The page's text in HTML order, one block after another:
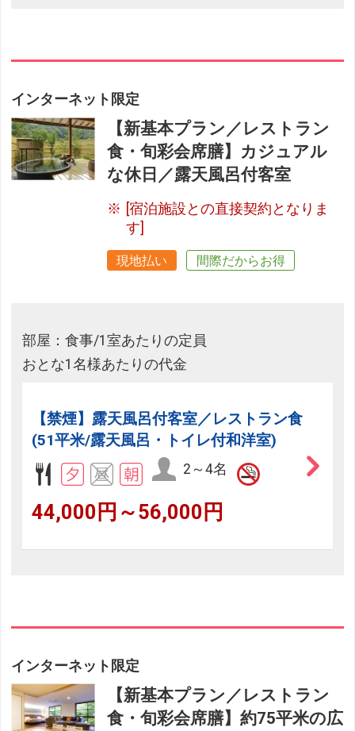
インターネット限定
【新基本プラン／レストラン
食・旬彩会席膳】カジュアル
な休日／露天風呂付客室
[宿泊施設との直接契約となりま
す]
現地払い 間際だからお得
部屋：食事/1室あたりの定員
おとな1名様あたりの代金
【禁煙】露天風呂付客室／レストラン食
(51平米/露天風呂・トイレ付和洋室)
2～4名
44,000円～56,000円
インターネット限定
【新基本プラン／レストラン
食・旬彩会席膳】約75平米の広